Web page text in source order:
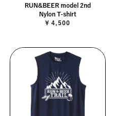
RUN&BEER model 2nd
Nylon T-shirt
¥ 4,500